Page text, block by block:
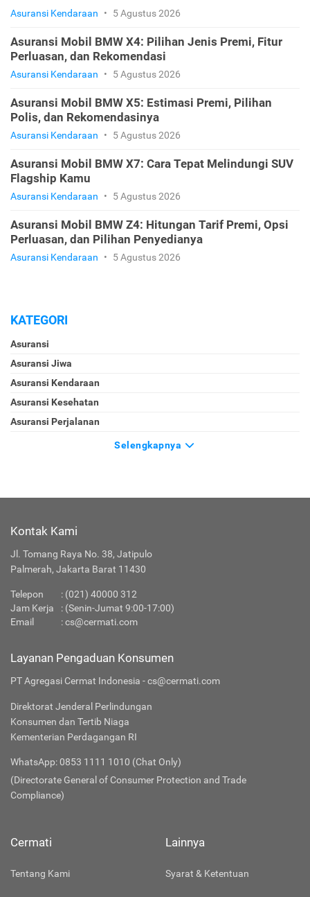
Asuransi Kendaraan • 5 Agustus 2026
Asuransi Mobil BMW X4: Pilihan Jenis Premi, Fitur
Perluasan, dan Rekomendasi
Asuransi Kendaraan • 5 Agustus 2026
Asuransi Mobil BMW X5: Estimasi Premi, Pilihan
Polis, dan Rekomendasinya
Asuransi Kendaraan • 5 Agustus 2026
Asuransi Mobil BMW X7: Cara Tepat Melindungi SUV
Flagship Kamu
Asuransi Kendaraan • 5 Agustus 2026
Asuransi Mobil BMW Z4: Hitungan Tarif Premi, Opsi
Perluasan, dan Pilihan Penyedianya
Asuransi Kendaraan • 5 Agustus 2026
KATEGORI
Asuransi
Asuransi Jiwa
Asuransi Kendaraan
Asuransi Kesehatan
Asuransi Perjalanan
Selengkapnya
Kontak Kami
Jl. Tomang Raya No. 38, Jatipulo
Palmerah, Jakarta Barat 11430
Telepon : (021) 40000 312
Jam Kerja
: (Senin-Jumat 9:00-17:00)
Email
:cs@cermati.com
Layanan Pengaduan Konsumen
PT Agregasi Cermat Indonesia - cs@cermati.com
Direktorat Jenderal Perlindungan
Konsumen dan Tertib Niaga
Kementerian Perdagangan RI
WhatsApp: 0853 1111 1010 (Chat Only)
(Directorate General of Consumer Protection and Trade
Compliance)
Cermati
Tentang Kami
Lainnya
Syarat & Ketentuan